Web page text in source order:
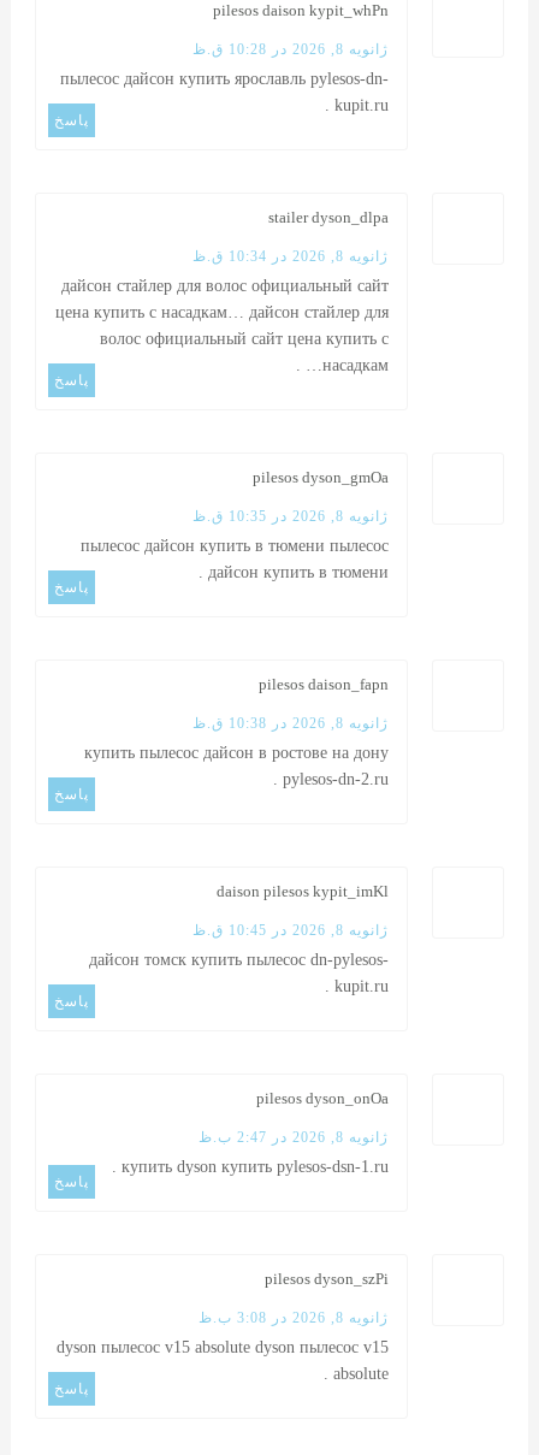
pilesos daison kypit_whPn
ژانویه 8, 2026 در 10:28 ق.ظ
пылесос дайсон купить ярославльpylesos-dn-
kupit.ru
.
پاسخ
stailer dyson_dlpa
ژانویه 8, 2026 در 10:34 ق.ظ
дайсон стайлер для волос официальный сайт
цена купить с насадкам…дайсон стайлер для
волос официальный сайт цена купить с
насадкам…
.
پاسخ
pilesos dyson_gmOa
ژانویه 8, 2026 در 10:35 ق.ظ
пылесос дайсон купить в тюменипылесос
дайсон купить в тюмени
.
پاسخ
pilesos daison_fapn
ژانویه 8, 2026 در 10:38 ق.ظ
купить пылесос дайсон в ростове на дону
pylesos-dn-2.ru
.
پاسخ
daison pilesos kypit_imKl
ژانویه 8, 2026 در 10:45 ق.ظ
дайсон томск купить пылесосdn-pylesos-
kupit.ru
.
پاسخ
pilesos dyson_onOa
ژانویه 8, 2026 در 2:47 ب.ظ
купить dyson купитьpylesos-dsn-1.ru
.
پاسخ
pilesos dyson_szPi
ژانویه 8, 2026 در 3:08 ب.ظ
dyson пылесос v15 absolutedyson пылесос v15
absolute
.
پاسخ